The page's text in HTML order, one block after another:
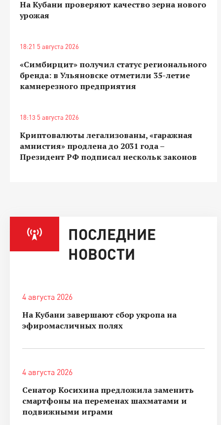
На Кубани проверяют качество зерна нового
урожая
18:21 5 августа 2026
«Симбирцит» получил статус регионального
бренда: в Ульяновске отметили 35-летие
камнерезного предприятия
18:13 5 августа 2026
Криптовалюты легализованы, «гаражная
амнистия» продлена до 2031 года –
Президент РФ подписал нескольк законов
ПОСЛЕДНИЕ
НОВОСТИ
4 августа 2026
На Кубани завершают сбор укропа на
эфиромасличных полях
4 августа 2026
Сенатор Косихина предложила заменить
смартфоны на переменах шахматами и
подвижными играми